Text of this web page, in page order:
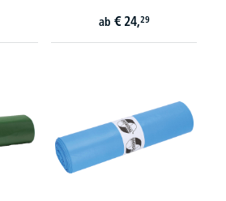
ab € 24,29